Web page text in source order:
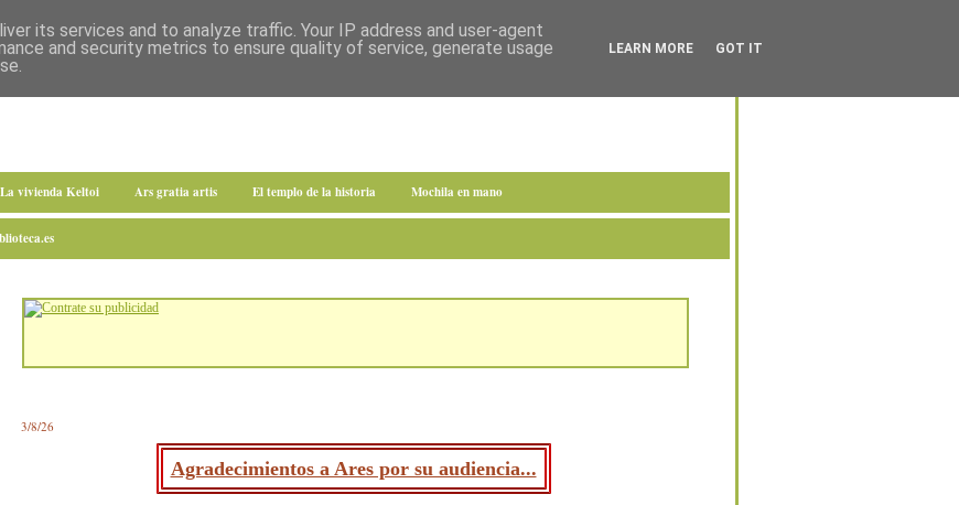
La vivienda Keltoi Ars gratia artis El templo de la historia Mochila en mano
3/8/26
Agradecimientos a Ares por su audiencia...
its services and to analyze traffic. Your IP address and user-agent
and security metrics to ensure quality of service, generate usage
LEARN MORE GOT IT